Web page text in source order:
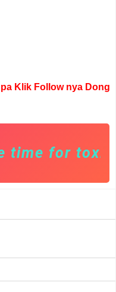
Klik Follow nya Dong
for toxic